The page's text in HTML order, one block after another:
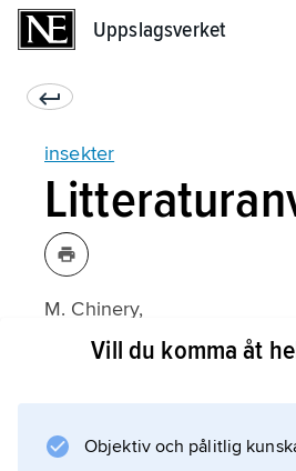
Uppslagsverket
insekter
M. Chinery,
Nordeuropas insekter
Vill du komma åt
Objektiv och pålitlig